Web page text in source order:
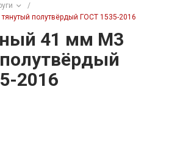
/
полутвёрдый ГОСТ 1535-2016
41 мм М3
2016